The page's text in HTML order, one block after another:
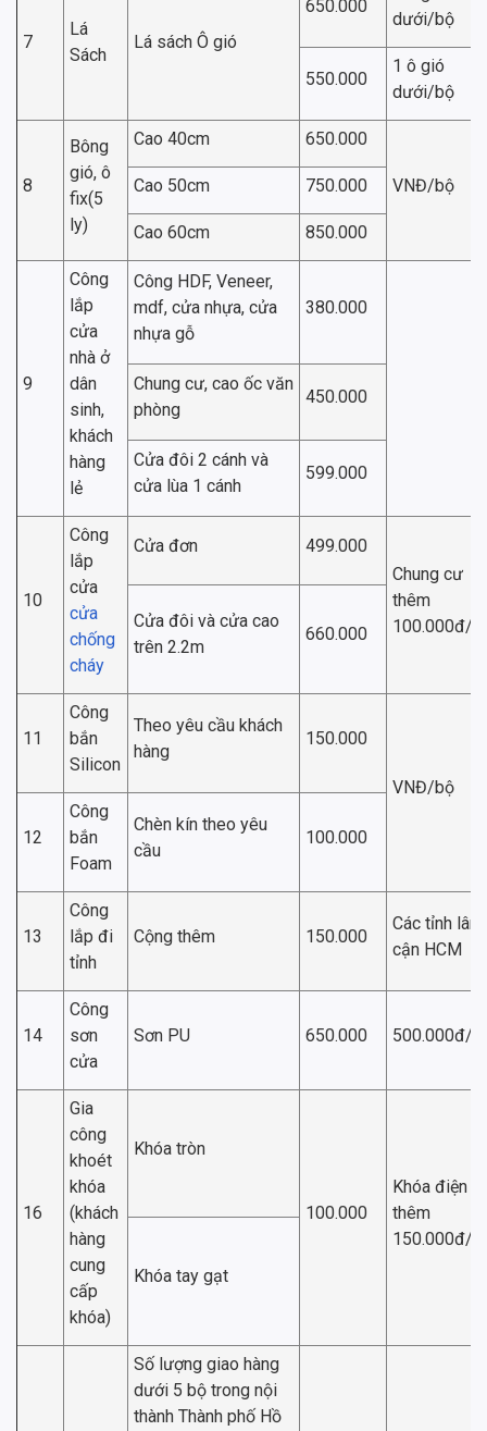
7
Lá
Sách
Lá sách Ô gió
650.000
dưới/bộ
550.000
1 ô gió
dưới/bộ
8
Bông
gió, ô
fix(5
ly)
Cao 40cm 650.000
VNĐ/bộ
Cao 50cm 750.000
Cao 60cm 850.000
9
Công
lắp
cửa
nhà ở
dân
sinh,
khách
hàng
lẻ
Công HDF, Veneer,
mdf, cửa nhựa, cửa
nhựa gỗ
380.000
Chung cư, cao ốc văn
phòng
450.000
Cửa đôi 2 cánh và
cửa lùa 1 cánh
599.000
10
Công
lắp
cửa
cửa
chống
cháy
Cửa đơn
499.000
Chung cư
thêm
100.000đ/
Cửa đôi và cửa cao
trên 2.2m
660.000
11
Công
bắn
Silicon
Theo yêu cầu khách
hàng
150.000
VNĐ/bộ
12
Công
bắn
Foam
Chèn kín theo yêu
cầu
100.000
13
Công
lắp đi
tỉnh
Cộng thêm 150.000
Các tỉnh lân
cận HCM
14
Công
sơn
cửa
Sơn PU 650.000 500.000đ/
16
Gia
công
khoét
khóa
(khách
hàng
cung
cấp
khóa)
Khóa tròn
100.000
Khóa điện tử
thêm
150.000đ/
Khóa tay gạt
Số lượng giao hàng
dưới 5 bộ trong nội
thành Thành phố Hồ